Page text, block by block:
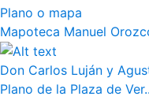
Plano o mapa
Mapoteca Manuel
Don Carlos Luján y
Plano de la Plaza de